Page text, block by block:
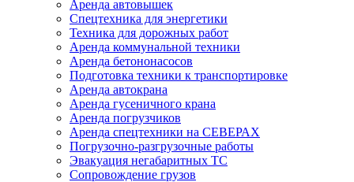
Аренда автовышек
Спецтехника для энергетики
Техника для дорожных работ
Аренда коммунальной техники
Аренда бетононасосов
Подготовка техники к транспортировке
Аренда автокрана
Аренда гусеничного крана
Аренда погрузчиков
Аренда спецтехники на СЕВЕРАХ
Погрузочно-разгрузочные работы
Эвакуация негабаритных ТС
Сопровождение грузов